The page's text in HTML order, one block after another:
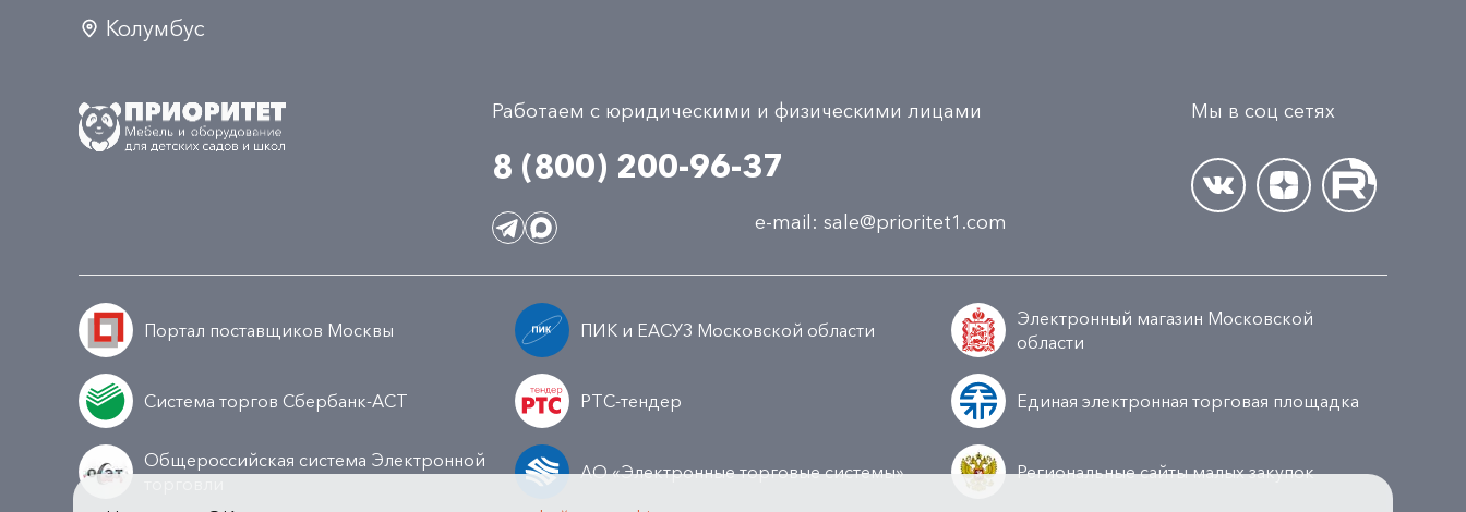
Колумбус
Работаем с юридическими и физическими лицами
8 (800) 200-96-37
e-mail: sale@prioritet1.com
Мы в соц сетях
Портал поставщиков Москвы ПИК и ЕАСУЗ Московской области
Электронный магазин Московской
области
Система торгов Сбербанк-АСТ РТС-тендер Единая электронная торговая площадка
Общероссийская система Электронной
АО «Электронные торговые системы» Региональные сайты малых закупок